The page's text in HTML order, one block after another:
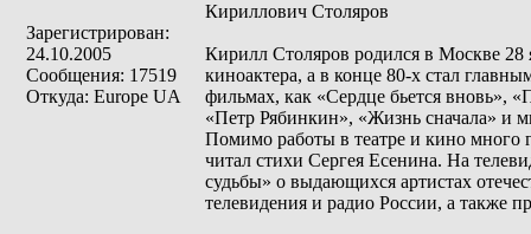
Зарегистрирован:
24.10.2005
Сообщения: 17519
Откуда: Europe UA
Кириллович Столяров
Кирилл Столяров родился в Москве
киноактера, а в конце 80-х стал
фильмах, как «Сердце бьется вновь»,
«Петр Рябинкин», «Жизнь сначала» и
Помимо работы в театре и кино много
читал стихи Сергея Есенина. На
судьбы» о выдающихся артистах
телевидения и радио России, а также